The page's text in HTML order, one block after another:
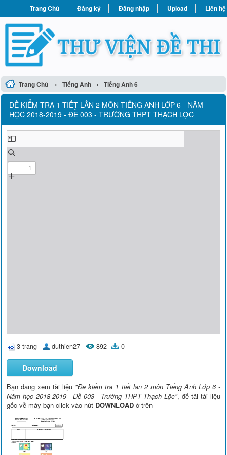
Trang Chủ Đăng ký Đăng nhập Upload Liên hệ
Trang Chủ › Tiếng Anh › Tiếng Anh 6
ĐỀ KIỂM TRA 1 TIẾT LẦN 2 MÔN TIẾNG ANH LỚP 6 - NĂM
HỌC 2018-2019 - ĐỀ 003 - TRƯỜNG THPT THẠCH LỘC
3 trang duthien27 892 0
Download
Bạn đang xem tài liệu "Đề kiểm tra 1 tiết lần 2 môn Tiếng Anh Lớp 6 -
Năm học 2018-2019 - Đề 003 - Trường THPT Thạch Lộc", để tải tài liệu
gốc về máy bạn click vào nút DOWNLOAD ở trên